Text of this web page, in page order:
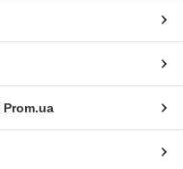
Prom.ua